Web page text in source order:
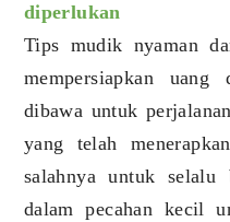
diperlukan
Tips mudik nyaman
mempersiapkan
dibawa untuk
yang telah
salahnya untuk selalu
dalam pecahan kecil